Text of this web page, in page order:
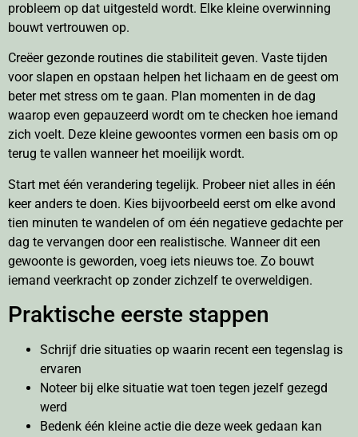
probleem op dat uitgesteld wordt. Elke kleine overwinning
bouwt vertrouwen op.
Creëer gezonde routines die stabiliteit geven. Vaste tijden
voor slapen en opstaan helpen het lichaam en de geest om
beter met stress om te gaan. Plan momenten in de dag
waarop even gepauzeerd wordt om te checken hoe iemand
zich voelt. Deze kleine gewoontes vormen een basis om op
terug te vallen wanneer het moeilijk wordt.
Start met één verandering tegelijk. Probeer niet alles in één
keer anders te doen. Kies bijvoorbeeld eerst om elke avond
tien minuten te wandelen of om één negatieve gedachte per
dag te vervangen door een realistische. Wanneer dit een
gewoonte is geworden, voeg iets nieuws toe. Zo bouwt
iemand veerkracht op zonder zichzelf te overweldigen.
Praktische eerste stappen
Schrijf drie situaties op waarin recent een tegenslag is
ervaren
Noteer bij elke situatie wat toen tegen jezelf gezegd
werd
Bedenk één kleine actie die deze week gedaan kan